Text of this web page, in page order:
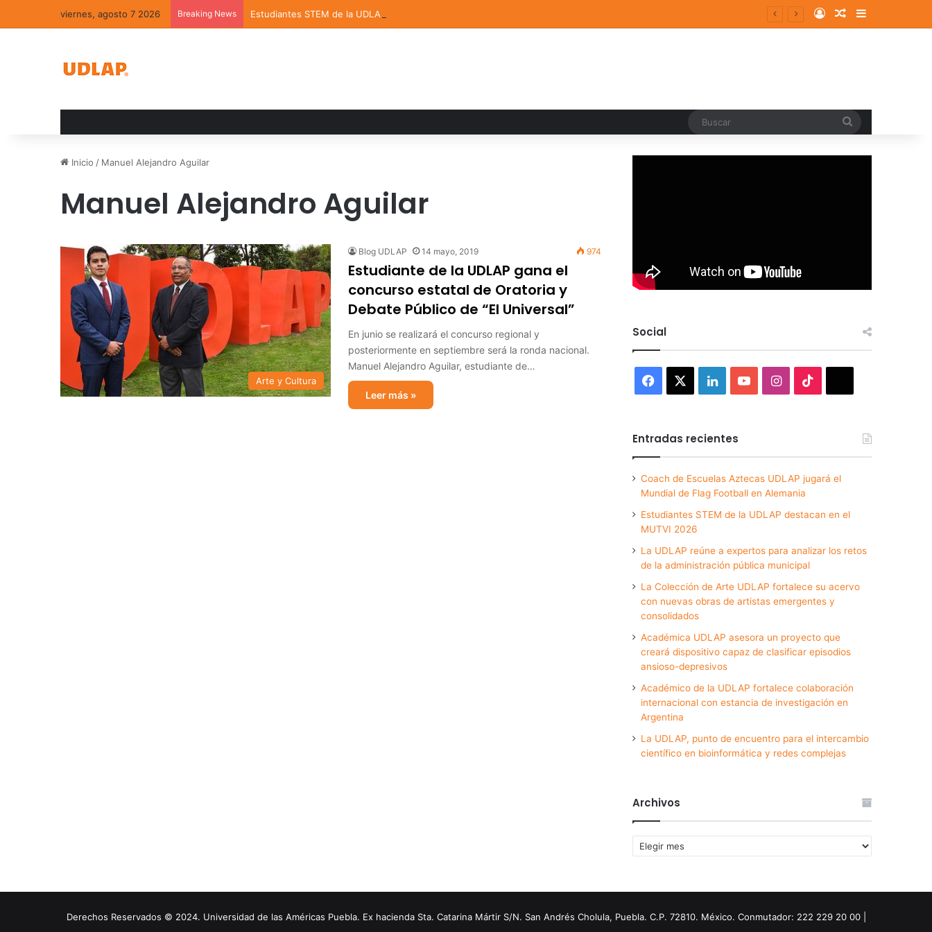
viernes, agosto 7 2026 Breaking News Estudiantes STEM de la UDLAP destacan en el MUTVI 2026 Log InRandom Article
Sidebar
Inicio / Manuel Alejandro Aguilar
Manuel Alejandro Aguilar
Arte y Cultura
Blog UDLAP 14 mayo, 2019 974
Estudiante de la UDLAP gana el
concurso estatal de Oratoria y
Debate Público de “El Universal”
En junio se realizará el concurso regional y
posteriormente en septiembre será la ronda nacional.
Manuel Alejandro Aguilar, estudiante de…
Leer más »
Social
Facebook LinkedInYouTubeInstagram
Entradas recientes
Coach de Escuelas Aztecas UDLAP jugará el
Mundial de Flag Football en Alemania
Estudiantes STEM de la UDLAP destacan en el
MUTVI 2026
La UDLAP reúne a expertos para analizar los retos
de la administración pública municipal
La Colección de Arte UDLAP fortalece su acervo
con nuevas obras de artistas emergentes y
consolidados
Académica UDLAP asesora un proyecto que
creará dispositivo capaz de clasificar episodios
ansioso-depresivos
Académico de la UDLAP fortalece colaboración
internacional con estancia de investigación en
Argentina
La UDLAP, punto de encuentro para el intercambio
científico en bioinformática y redes complejas
Archivos
Archivos
Derechos Reservados © 2024. Universidad de las Américas Puebla. Ex hacienda Sta. Catarina Mártir S/N. San Andrés Cholula, Puebla. C.P. 72810. México. Conmutador: 222 229 20 00 |